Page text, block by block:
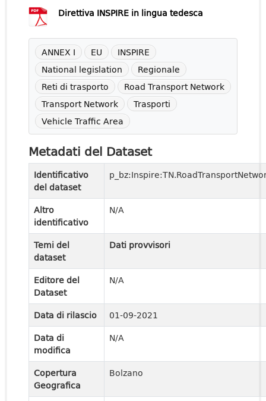
Direttiva INSPIRE in lingua tedesca
ANNEX I EU
INSPIRE
National legislation
Regionale
Reti di trasporto
Road Transport Network
Transport Network
Trasporti
Vehicle Traffic Area
Metadati del Dataset
Identificativo
del dataset
Altro
identificativo
N/A
Temi del
dataset
Dati provvisori
Editore del
Dataset
N/A
Data di rilascio
01-09-2021
Data di
modifica
N/A
Copertura
Geografica
Bolzano